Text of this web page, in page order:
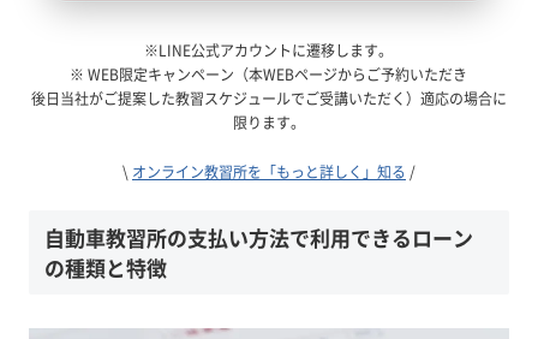
※LINE公式アカウントに遷移します。
※ WEB限定キャンペーン（本WEBページからご予約いただき
後日当社がご提案した教習スケジュールでご受講いただく）適応の場合に
限ります。
\ オンライン教習所を「もっと詳しく」知る /
自動車教習所の支払い方法で利用できるローン
の種類と特徴